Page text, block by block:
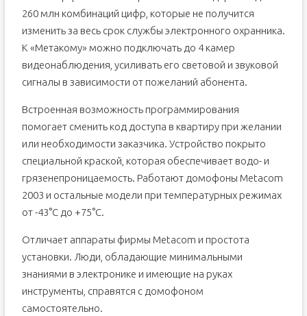
260 млн комбинаций цифр, которые не получится
изменить за весь срок службы электронного охранника.
К «Метакому» можно подключать до 4 камер
видеонаблюдения, усиливать его световой и звуковой
сигналы в зависимости от пожеланий абонента.
Встроенная возможность программирования
помогает сменить код доступа в квартиру при желании
или необходимости заказчика. Устройство покрыто
специальной краской, которая обеспечивает водо- и
грязенепроницаемость. Работают домофоны Metacom
2003 и остальные модели при температурных режимах
от -43°С до +75°С.
Отличает аппараты фирмы Metacom и простота
установки. Люди, обладающие минимальными
знаниями в электронике и имеющие на руках
инструменты, справятся с домофоном
самостоятельно.